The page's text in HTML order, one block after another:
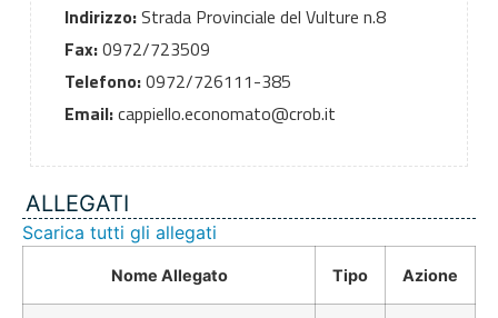
Indirizzo:Strada Provinciale del Vulture n.8
Fax:0972/723509
Telefono:0972/726111-385
Email:cappiello.economato@crob.it
ALLEGATI
Scarica tutti gli allegati
Nome Allegato Tipo Azione